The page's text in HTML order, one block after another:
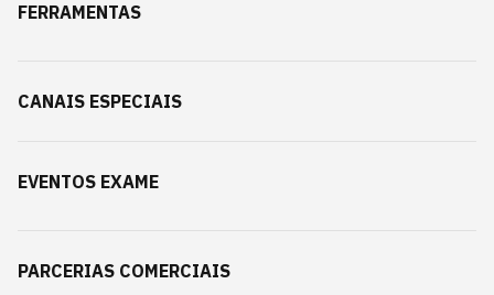
FERRAMENTAS
CANAIS ESPECIAIS
EVENTOS EXAME
PARCERIAS COMERCIAIS